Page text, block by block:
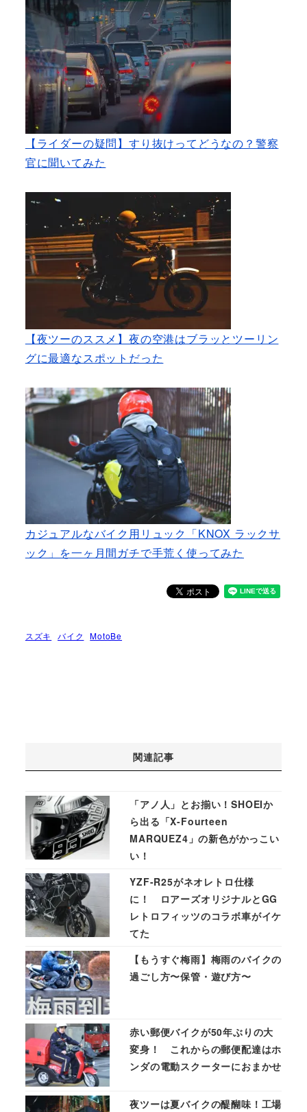
【ライダーの疑問】すり抜けってどうなの？警察
官に聞いてみた
【夜ツーのススメ】夜の空港はブラッとツーリン
グに最適なスポットだった
カジュアルなバイク用リュック「KNOX ラックサ
ック」を一ヶ月間ガチで手荒く使ってみた
スズキ バイク MotoBe
関連記事
「アノ人」とお揃い！SHOEIか
ら出る「X-Fourteen
MARQUEZ4」の新色がかっこい
い！
YZF-R25がネオレトロ仕様
に！ ロアーズオリジナルとGG
レトロフィッツのコラボ車がイケ
てた
【もうすぐ梅雨】梅雨のバイクの
過ごし方〜保管・遊び方〜
赤い郵便バイクが50年ぶりの大
変身！ これからの郵便配達はホ
ンダの電動スクーターにおまかせ
夜ツーは夏バイクの醍醐味！工場